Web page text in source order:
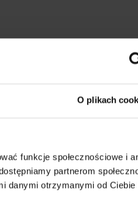
O plikach
funkcje społecznościowe i
partnerom
danymi otrzymanymi od Ciebie
- OFERTA